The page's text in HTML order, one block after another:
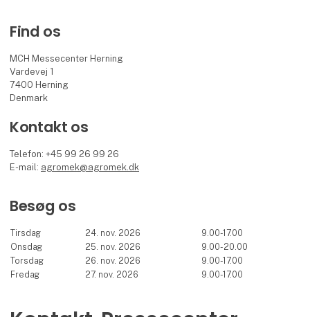
Find os
MCH Messecenter Herning
Vardevej 1
7400 Herning
Denmark
Kontakt os
Telefon: +45 99 26 99 26
E-mail: agromek@agromek.dk
Besøg os
Tirsdag 24. nov. 2026
9.00-17.00
Onsdag
25. nov. 2026
9.00-20.00
Torsdag
26. nov. 2026
9.00-17.00
Fredag
27. nov. 2026 9.00-17.00